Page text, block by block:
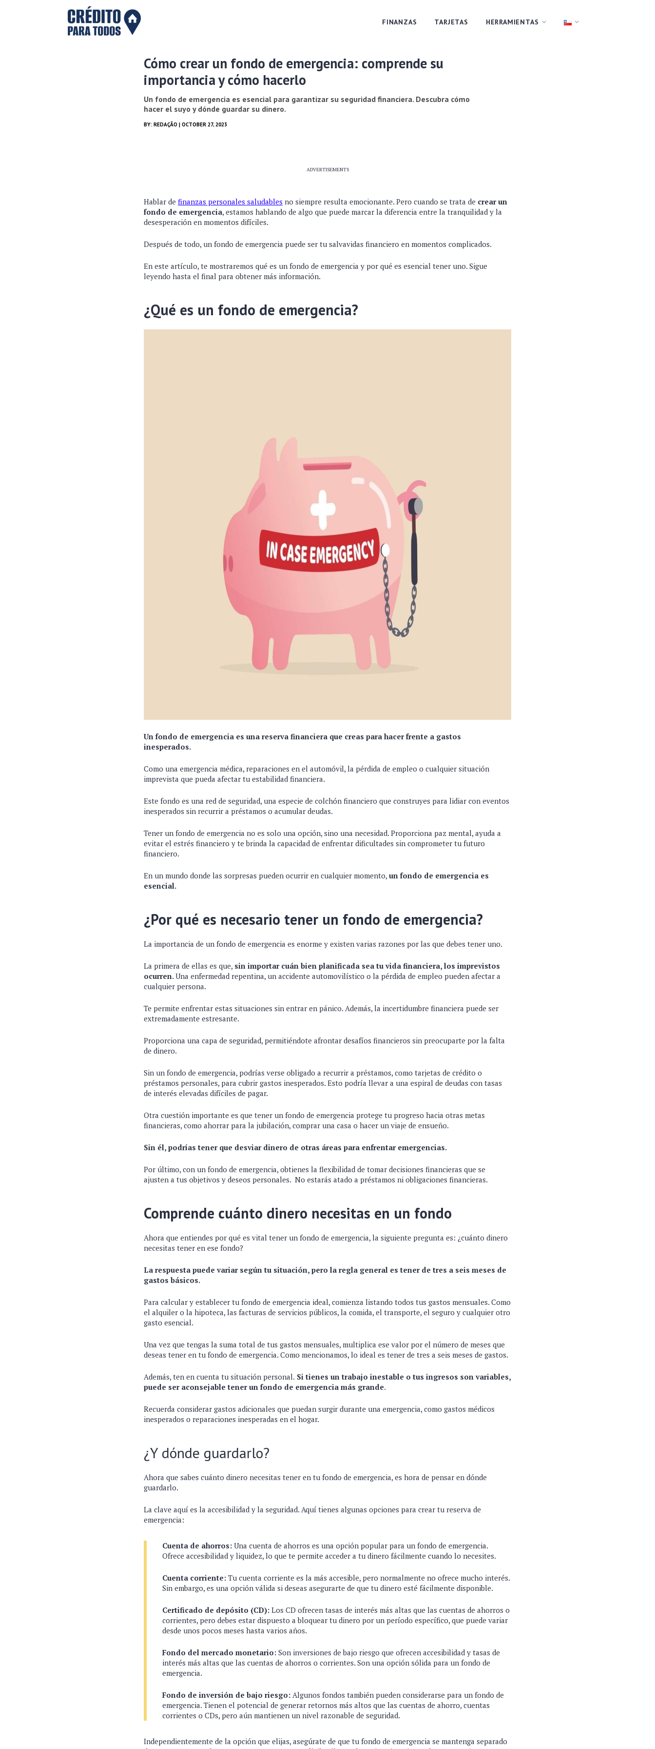
FINANZAS TARJETAS HERRAMIENTAS
Cómo crear un fondo de emergencia: comprende su
importancia y cómo hacerlo
Un fondo de emergencia es esencial para garantizar su seguridad financiera. Descubra cómo
hacer el suyo y dónde guardar su dinero.
BY: REDAÇÃO | OCTOBER 27, 2023
ADVERTISEMENTS
Hablar de finanzas personales saludables no siempre resulta emocionante. Pero cuando se trata de crear un
fondo de emergencia, estamos hablando de algo que puede marcar la diferencia entre la tranquilidad y la
desesperación en momentos difíciles.
Después de todo, un fondo de emergencia puede ser tu salvavidas financiero en momentos complicados.
En este artículo, te mostraremos qué es un fondo de emergencia y por qué es esencial tener uno. Sigue
leyendo hasta el final para obtener más información.
¿Qué es un fondo de emergencia?
Un fondo de emergencia es una reserva financiera que creas para hacer frente a gastos
inesperados.
Como una emergencia médica, reparaciones en el automóvil, la pérdida de empleo o cualquier situación
imprevista que pueda afectar tu estabilidad financiera.
Este fondo es una red de seguridad, una especie de colchón financiero que construyes para lidiar con eventos
inesperados sin recurrir a préstamos o acumular deudas.
Tener un fondo de emergencia no es solo una opción, sino una necesidad. Proporciona paz mental, ayuda a
evitar el estrés financiero y te brinda la capacidad de enfrentar dificultades sin comprometer tu futuro
financiero.
En un mundo donde las sorpresas pueden ocurrir en cualquier momento, un fondo de emergencia es
esencial.
¿Por qué es necesario tener un fondo de emergencia?
La importancia de un fondo de emergencia es enorme y existen varias razones por las que debes tener uno.
La primera de ellas es que, sin importar cuán bien planificada sea tu vida financiera, los imprevistos
ocurren.Una enfermedad repentina, un accidente automovilístico o la pérdida de empleo pueden afectar a
cualquier persona.
Te permite enfrentar estas situaciones sin entrar en pánico. Además, la incertidumbre financiera puede ser
extremadamente estresante.
Proporciona una capa de seguridad, permitiéndote afrontar desafíos financieros sin preocuparte por la falta
de dinero.
Sin un fondo de emergencia, podrías verse obligado a recurrir a préstamos, como tarjetas de crédito o
préstamos personales, para cubrir gastos inesperados. Esto podría llevar a una espiral de deudas con tasas
de interés elevadas difíciles de pagar.
Otra cuestión importante es que tener un fondo de emergencia protege tu progreso hacia otras metas
financieras, como ahorrar para la jubilación, comprar una casa o hacer un viaje de ensueño.
Sin él, podrías tener que desviar dinero de otras áreas para enfrentar emergencias.
Por último, con un fondo de emergencia, obtienes la flexibilidad de tomar decisiones financieras que se
ajusten a tus objetivos y deseos personales. No estarás atado a préstamos ni obligaciones financieras.
Comprende cuánto dinero necesitas en un fondo
Ahora que entiendes por qué es vital tener un fondo de emergencia, la siguiente pregunta es: ¿cuánto dinero
necesitas tener en ese fondo?
La respuesta puede variar según tu situación, pero la regla general es tener de tres a seis meses de
gastos básicos.
Para calcular y establecer tu fondo de emergencia ideal, comienza listando todos tus gastos mensuales. Como
el alquiler o la hipoteca, las facturas de servicios públicos, la comida, el transporte, el seguro y cualquier otro
gasto esencial.
Una vez que tengas la suma total de tus gastos mensuales, multiplica ese valor por el número de meses que
deseas tener en tu fondo de emergencia. Como mencionamos, lo ideal es tener de tres a seis meses de gastos.
Además, ten en cuenta tu situación personal. Si tienes un trabajo inestable o tus ingresos son variables,
puede ser aconsejable tener un fondo de emergencia más grande.
Recuerda considerar gastos adicionales que puedan surgir durante una emergencia, como gastos médicos
inesperados o reparaciones inesperadas en el hogar.
¿Y dónde guardarlo?
Ahora que sabes cuánto dinero necesitas tener en tu fondo de emergencia, es hora de pensar en dónde
guardarlo.
La clave aquí es la accesibilidad y la seguridad. Aquí tienes algunas opciones para crear tu reserva de
emergencia:
Cuenta de ahorros: Una cuenta de ahorros es una opción popular para un fondo de emergencia.
Ofrece accesibilidad y liquidez, lo que te permite acceder a tu dinero fácilmente cuando lo necesites.
Cuenta corriente: Tu cuenta corriente es la más accesible, pero normalmente no ofrece mucho interés.
Sin embargo, es una opción válida si deseas asegurarte de que tu dinero esté fácilmente disponible.
Certificado de depósito (CD): Los CD ofrecen tasas de interés más altas que las cuentas de ahorros o
corrientes, pero debes estar dispuesto a bloquear tu dinero por un período específico, que puede variar
desde unos pocos meses hasta varios años.
Fondo del mercado monetario: Son inversiones de bajo riesgo que ofrecen accesibilidad y tasas de
interés más altas que las cuentas de ahorros o corrientes. Son una opción sólida para un fondo de
emergencia.
Fondo de inversión de bajo riesgo: Algunos fondos también pueden considerarse para un fondo de
emergencia. Tienen el potencial de generar retornos más altos que las cuentas de ahorro, cuentas
corrientes o CDs, pero aún mantienen un nivel razonable de seguridad.
Independientemente de la opción que elijas, asegúrate de que tu fondo de emergencia se mantenga separado